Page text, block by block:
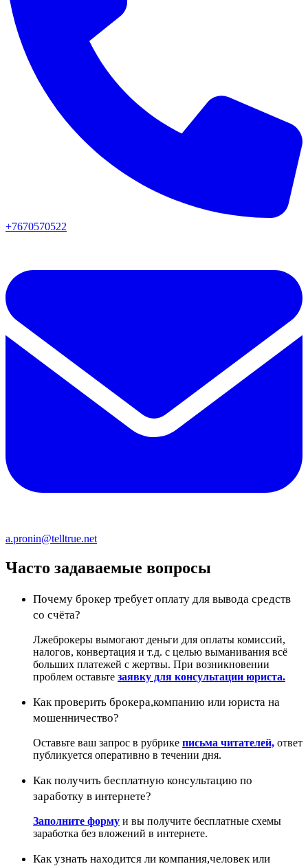
+7670570522
a.pronin@telltrue.net
Часто задаваемые вопросы
Почему брокер требует оплату для вывода средств
со счёта?
Лжеброкеры вымогают деньги для оплаты комиссий,
налогов, конвертация и т.д. с целью выманивания всё
больших платежей с жертвы. При возникновении
проблем оставьте заявку для консультации юриста.
Как проверить брокера,компанию или юриста на
мошенничество?
Оставьте ваш запрос в рубрике письма читателей, ответ
публикуется оперативно в течении дня.
Как получить бесплатную консультацию по
заработку в интернете?
Заполните форму и вы получите бесплатные схемы
заработка без вложений в интернете.
Как узнать находится ли компания,человек или